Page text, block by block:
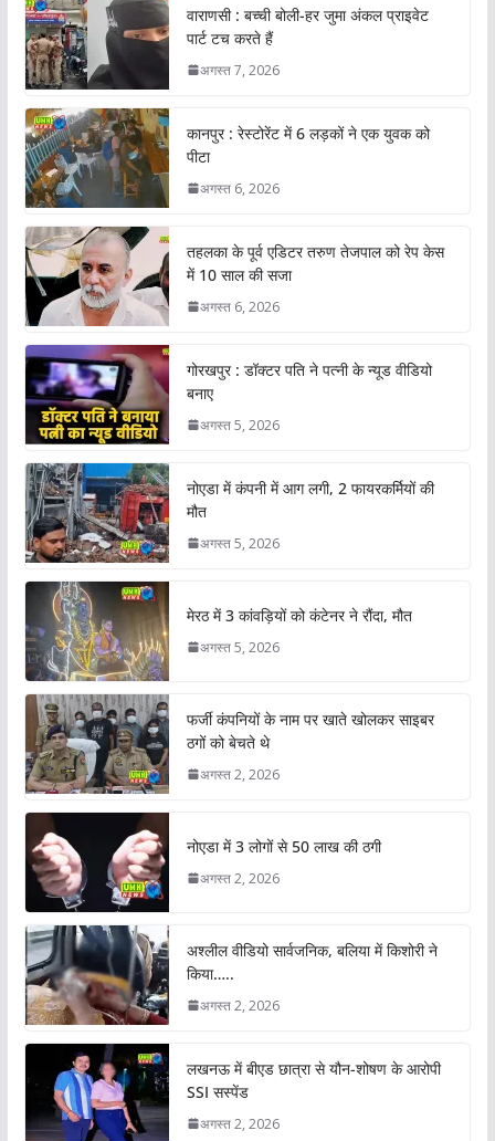
वाराणसी : बच्ची बोली-हर जुमा अंकल प्राइवेट
पार्ट टच करते हैं
अगस्त 7, 2026
कानपुर : रेस्टोरेंट में 6 लड़कों ने एक युवक को
पीटा
अगस्त 6, 2026
तहलका के पूर्व एडिटर तरुण तेजपाल को रेप केस
में 10 साल की सजा
अगस्त 6, 2026
गोरखपुर : डॉक्टर पति ने पत्नी के न्यूड वीडियो
बनाए
अगस्त 5, 2026
नोएडा में कंपनी में आग लगी, 2 फायरकर्मियों की
मौत
अगस्त 5, 2026
मेरठ में 3 कांवड़ियों को कंटेनर ने रौंदा, मौत
अगस्त 5, 2026
फर्जी कंपनियों के नाम पर खाते खोलकर साइबर
ठगों को बेचते थे
अगस्त 2, 2026
नोएडा में 3 लोगों से 50 लाख की ठगी
अगस्त 2, 2026
अश्लील वीडियो सार्वजनिक, बलिया में किशोरी ने
किया…..
अगस्त 2, 2026
लखनऊ में बीएड छात्रा से यौन-शोषण के आरोपी
SSI सस्पेंड
अगस्त 2, 2026